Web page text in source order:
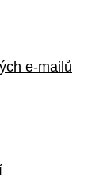
e-mailů